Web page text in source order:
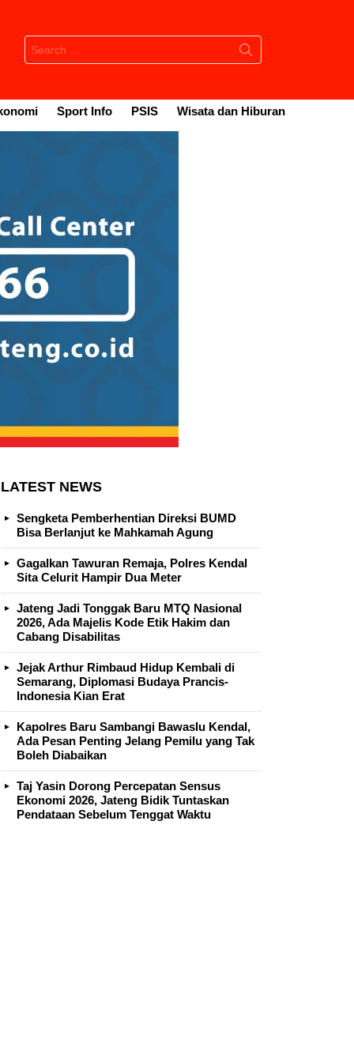
Search
for:
Sport Info PSIS Wisata dan Hiburan
LATEST NEWS
Sengketa Pemberhentian Direksi BUMD
Bisa Berlanjut ke Mahkamah Agung
Gagalkan Tawuran Remaja, Polres Kendal
Sita Celurit Hampir Dua Meter
Jateng Jadi Tonggak Baru MTQ Nasional
2026, Ada Majelis Kode Etik Hakim dan
Cabang Disabilitas
Jejak Arthur Rimbaud Hidup Kembali di
Semarang, Diplomasi Budaya Prancis-
Indonesia Kian Erat
Kapolres Baru Sambangi Bawaslu Kendal,
Ada Pesan Penting Jelang Pemilu yang Tak
Boleh Diabaikan
Taj Yasin Dorong Percepatan Sensus
Ekonomi 2026, Jateng Bidik Tuntaskan
Pendataan Sebelum Tenggat Waktu